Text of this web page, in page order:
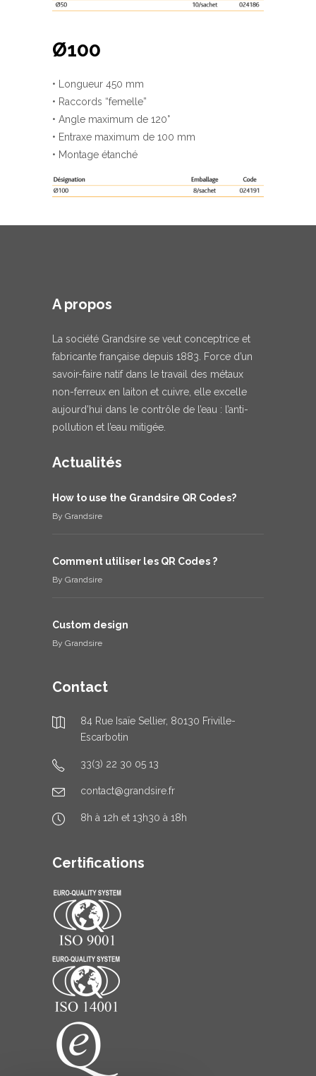
Ø100
• Longueur 450 mm
• Raccords “femelle”
• Angle maximum de 120°
• Entraxe maximum de 100 mm
• Montage étanché
A propos
La société Grandsire se veut conceptrice et
fabricante française depuis 1883. Force d’un
savoir-faire natif dans le travail des métaux
non-ferreux en laiton et cuivre, elle excelle
aujourd’hui dans le contrôle de l’eau : l’anti-
pollution et l’eau mitigée.
Actualités
How to use the Grandsire QR Codes?
By Grandsire
Comment utiliser les QR Codes ?
By Grandsire
Custom design
By Grandsire
Contact
84 Rue Isaïe Sellier, 80130 Friville-
Escarbotin
33(3) 22 30 05 13
contact@grandsire.fr
8h à 12h et 13h30 à 18h
Certifications